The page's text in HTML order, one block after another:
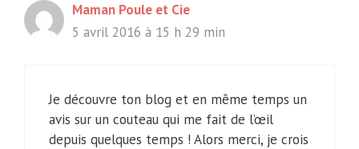
Maman Poule et Cie
5 avril 2016 à 15 h 29 min
Je découvre ton blog et en même temps un
avis sur un couteau qui me fait de l’œil
depuis quelques temps ! Alors merci, je crois